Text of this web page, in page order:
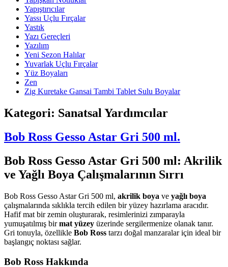
Yapıştırıcılar
Yassı Uçlu Fırçalar
Yastık
Yazı Gereçleri
Yazılım
Yeni Sezon Halılar
Yuvarlak Uçlu Fırçalar
Yüz Boyaları
Zen
​Zig Kuretake Gansai Tambi Tablet Sulu Boyalar
Kategori: Sanatsal Yardımcılar
Bob Ross Gesso Astar Gri 500 ml.
Bob Ross Gesso Astar Gri 500 ml: Akrilik
ve Yağlı Boya Çalışmalarının Sırrı
Bob Ross Gesso Astar Gri 500 ml, akrilik boya ve yağlı boya
çalışmalarında sıklıkla tercih edilen bir yüzey hazırlama aracıdır.
Hafif mat bir zemin oluşturarak, resimlerinizi zımparayla
yumuşatılmış birmat yüzey üzerinde sergilermenize olanak tanır.
Gri tonuyla, özellikle Bob Ross tarzı doğal manzaralar için ideal bir
başlangıç noktası sağlar.
Bob Ross Hakkında